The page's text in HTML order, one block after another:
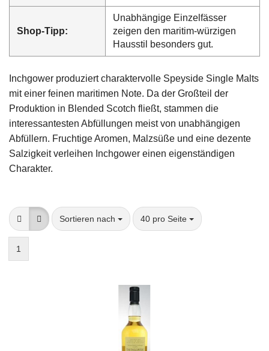
Shop-Tipp:
Unabhängige Einzelfässer
zeigen den maritim-würzigen
Hausstil besonders gut.
Inchgower produziert charaktervolle Speyside Single Malts
mit einer feinen maritimen Note. Da der Großteil der
Produktion in Blended Scotch fließt, stammen die
interessantesten Abfüllungen meist von unabhängigen
Abfüllern. Fruchtige Aromen, Malzsüße und eine dezente
Salzigkeit verleihen Inchgower einen eigenständigen
Charakter.
Sortieren nach
Sortieren nach 40 pro Seite
pro Seite
1